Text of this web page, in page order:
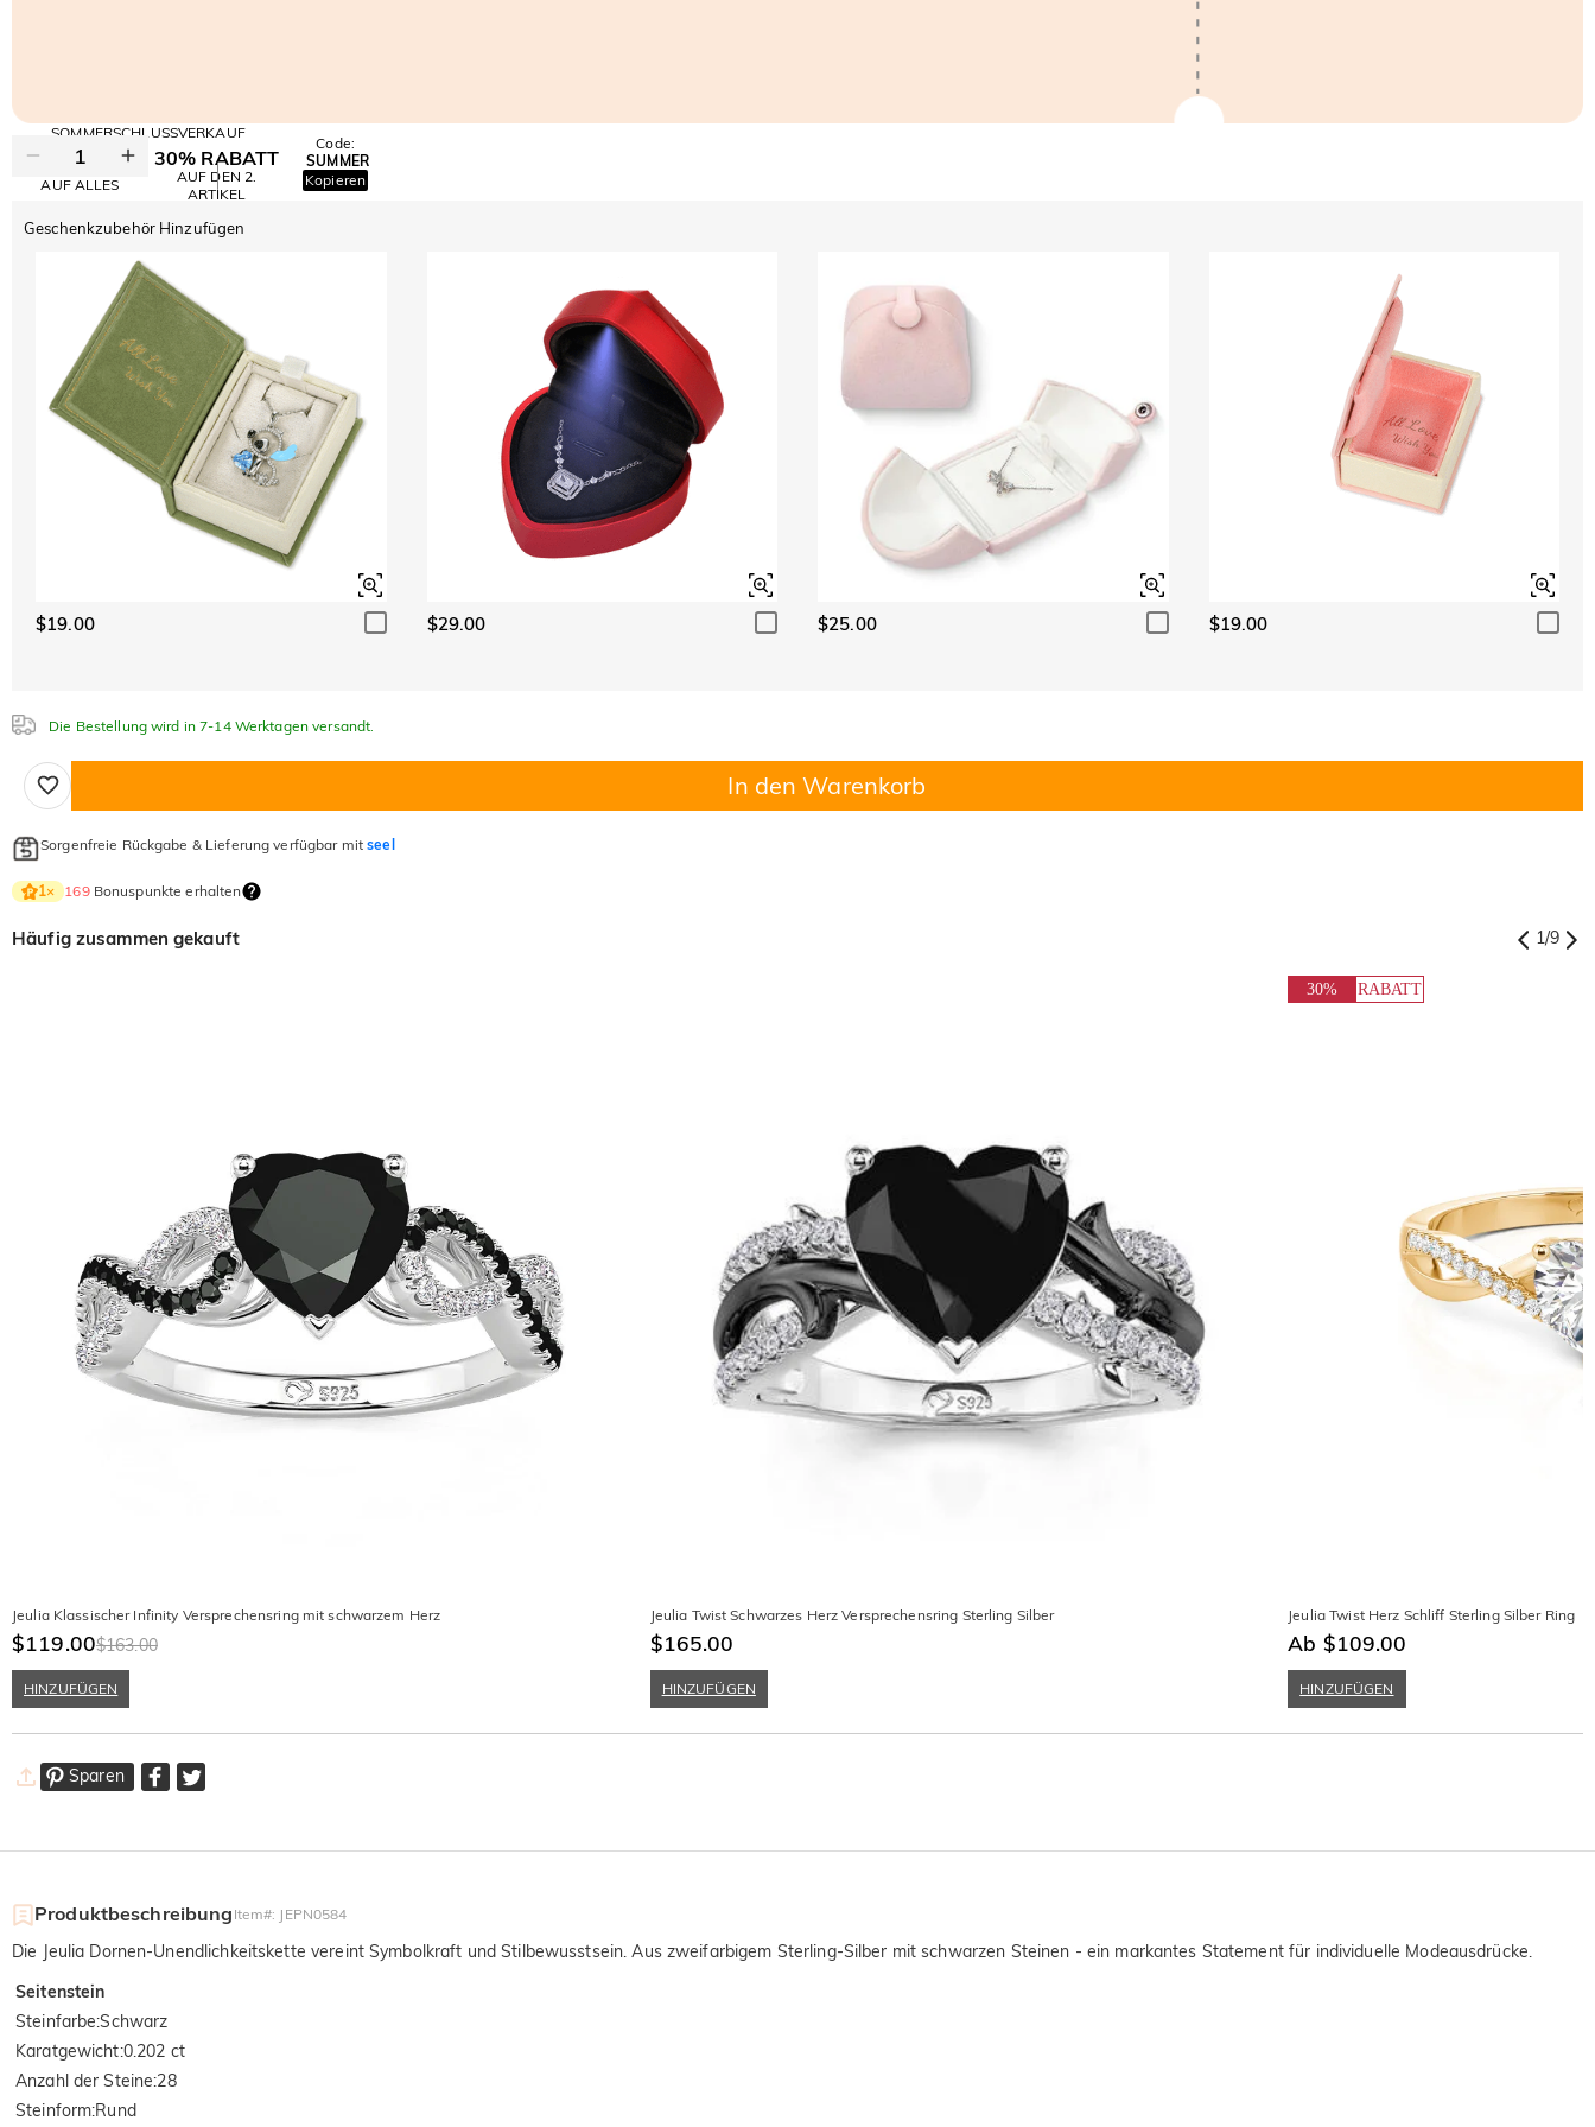
SOMMERSCHLUSSVERKAUF
10% RABATT
AUF ALLES
30% RABATT
AUF DEN 2.
ARTIKEL
Code:
SUMMER
Kopieren
Geschenkzubehör Hinzufügen
$19.00 $29.00 $25.00 $19.00
Die Bestellung wird in 7-14 Werktagen versandt.
In den Warenkorb
Sorgenfreie Rückgabe & Lieferung verfügbar mitseel
1× 169Bonuspunkte erhalten
Häufig zusammen gekauft 1/9
Jeulia Klassischer Infinity Versprechensring mit schwarzem Herz
$119.00$163.00
HINZUFÜGEN
Jeulia Twist Schwarzes Herz Versprechensring Sterling Silber
$165.00
HINZUFÜGEN
30% RABATT
Jeulia Twist Herz Schliff Sterling Silber Ring
Ab $109.00
HINZUFÜGEN
Sparen
Produktbeschreibung Item#: JEPN0584
Die Jeulia Dornen-Unendlichkeitskette vereint Symbolkraft und Stilbewusstsein. Aus zweifarbigem Sterling-Silber mit schwarzen Steinen - ein markantes Statement für individuelle Modeausdrücke.
Seitenstein
Steinfarbe:Schwarz
Karatgewicht:0.202 ct
Anzahl der Steine:28
Steinform:Rund